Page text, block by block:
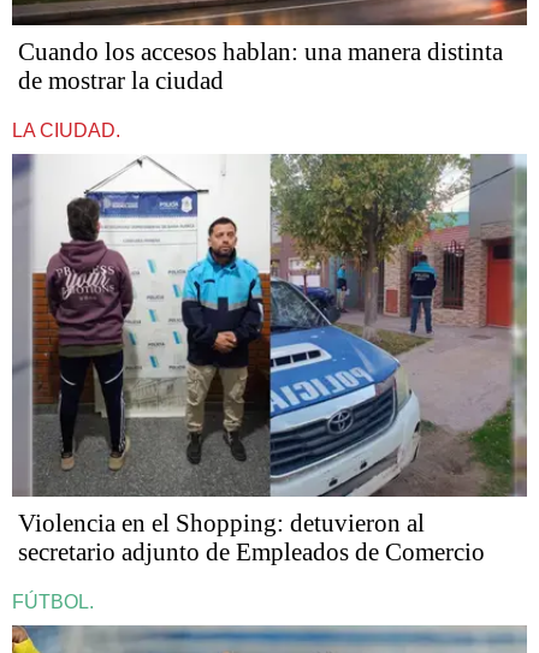
Cuando los accesos hablan: una manera distinta
de mostrar la ciudad
LA CIUDAD.
Violencia en el Shopping: detuvieron al
secretario adjunto de Empleados de Comercio
FÚTBOL.